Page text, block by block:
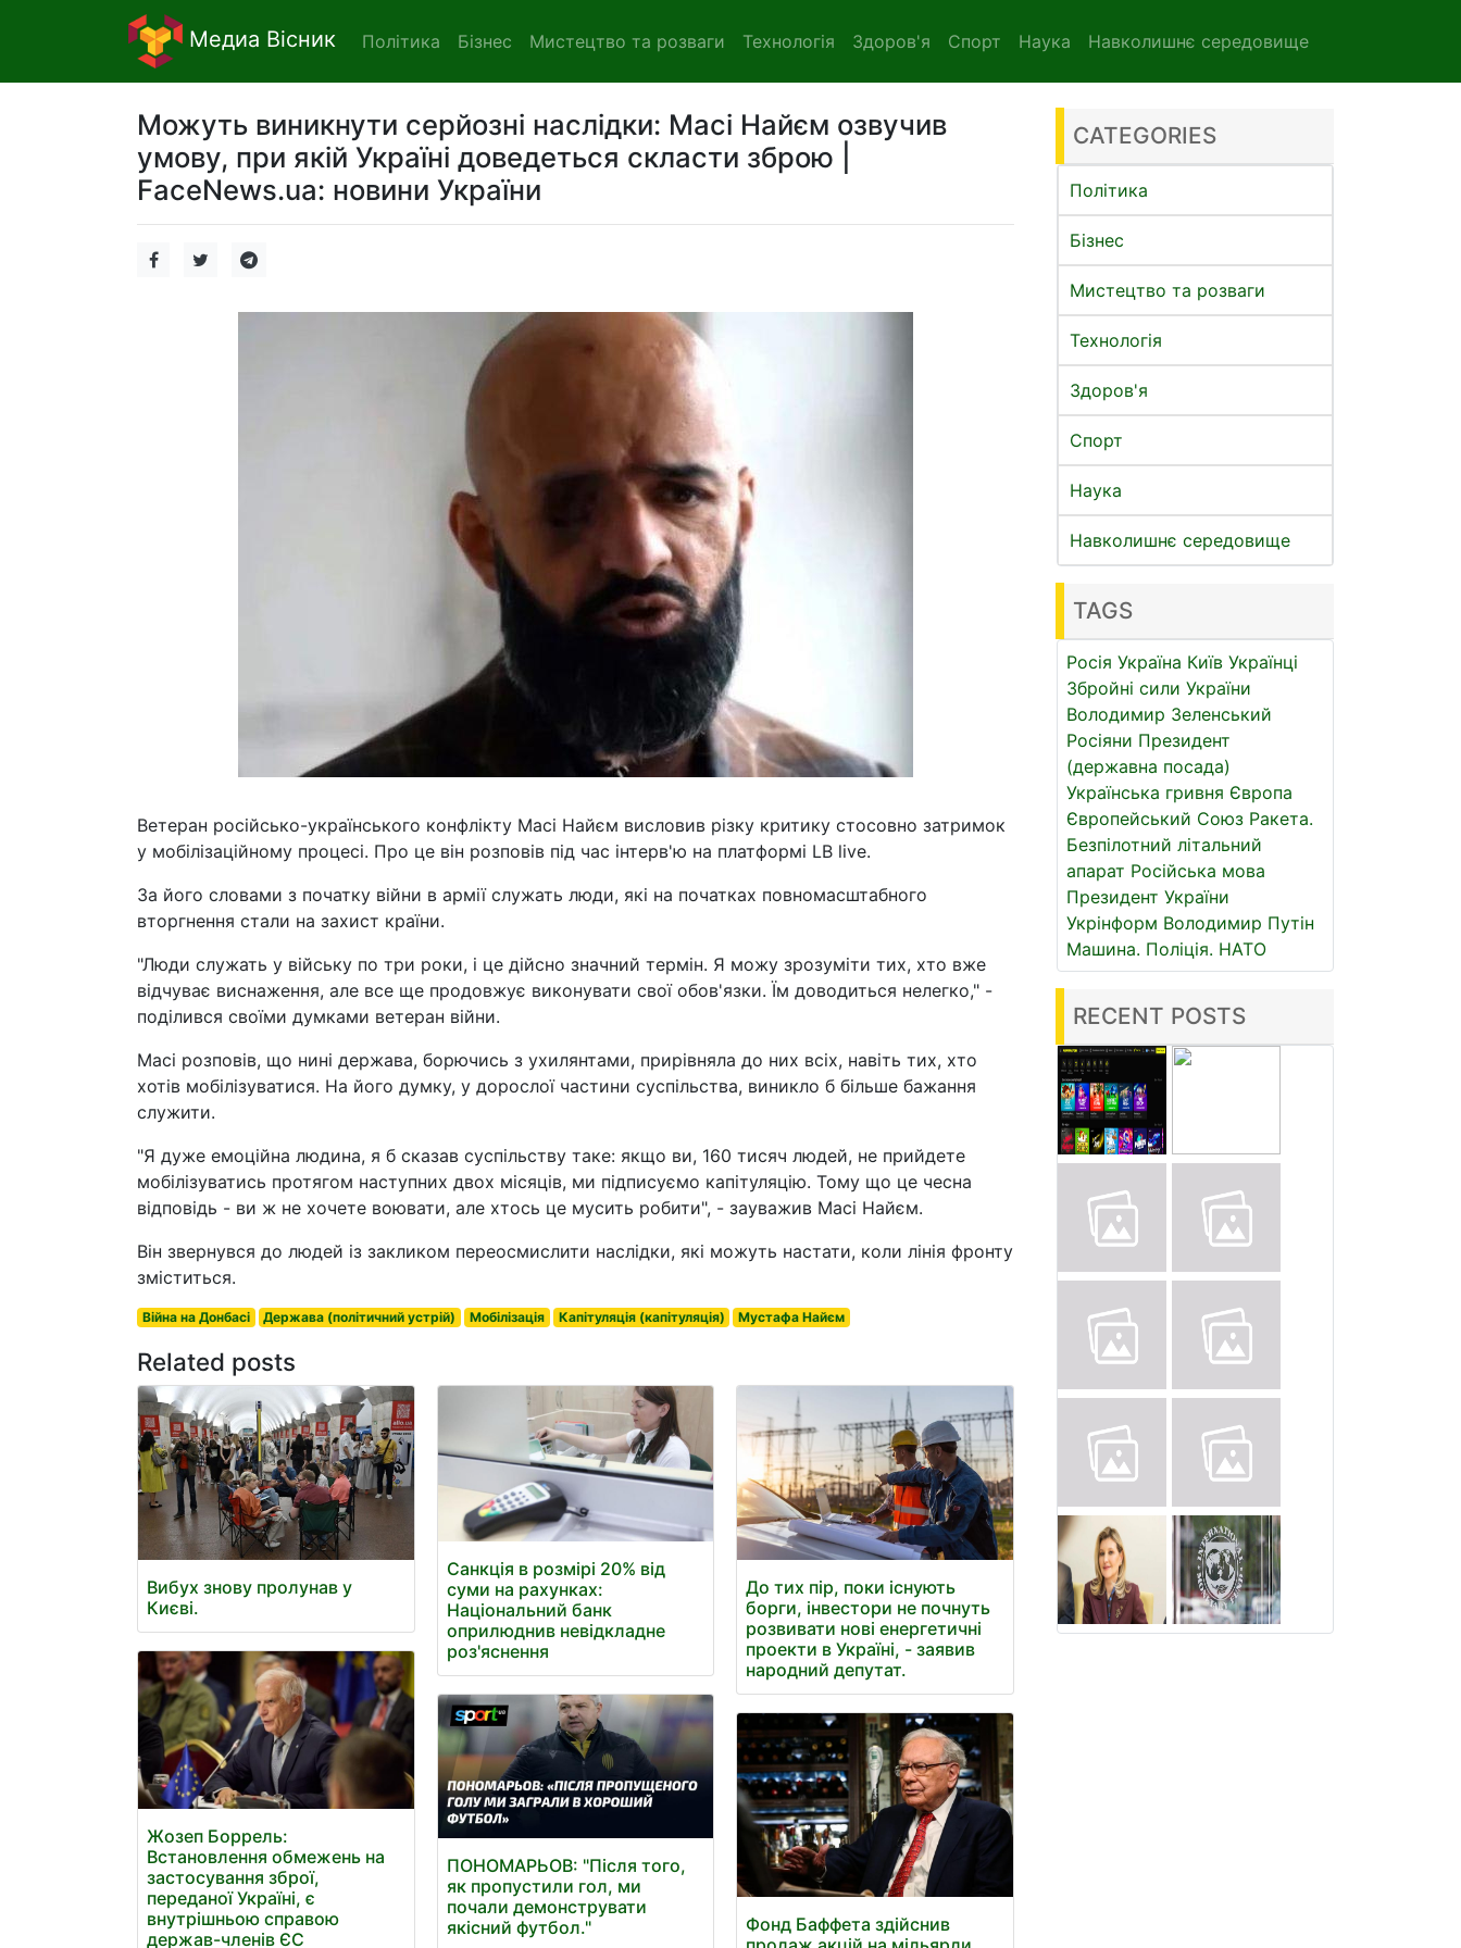
Медиа Вісник Політика Бізнес Мистецтво та розваги Технологія Здоров'я Спорт Наука Навколишнє середовище
Можуть виникнути серйозні наслідки: Масі Найєм озвучив
умову, при якій Україні доведеться скласти зброю |
FaceNews.ua: новини України
Ветеран російсько-українського конфлікту Масі Найєм висловив різку критику стосовно затримок
у мобілізаційному процесі. Про це він розповів під час інтерв'ю на платформі LB live.
За його словами з початку війни в армії служать люди, які на початках повномасштабного
вторгнення стали на захист країни.
"Люди служать у війську по три роки, і це дійсно значний термін. Я можу зрозуміти тих, хто вже
відчуває виснаження, але все ще продовжує виконувати свої обов'язки. Їм доводиться нелегко," -
поділився своїми думками ветеран війни.
Масі розповів, що нині держава, борючись з ухилянтами, прирівняла до них всіх, навіть тих, хто
хотів мобілізуватися. На його думку, у дорослої частини суспільства, виникло б більше бажання
служити.
"Я дуже емоційна людина, я б сказав суспільству таке: якщо ви, 160 тисяч людей, не прийдете
мобілізуватись протягом наступних двох місяців, ми підписуємо капітуляцію. Тому що це чесна
відповідь - ви ж не хочете воювати, але хтось це мусить робити", - зауважив Масі Найєм.
Він звернувся до людей із закликом переосмислити наслідки, які можуть настати, коли лінія фронту
зміститься.
Війна на Донбасі Держава (політичний устрій) Мобілізація Капітуляція (капітуляція) Мустафа Найєм
Related posts
Вибух знову пролунав у
Києві.
Жозеп Боррель:
Встановлення обмежень на
застосування зброї,
переданої Україні, є
внутрішньою справою
держав-членів ЄС
Санкція в розмірі 20% від
суми на рахунках:
Національний банк
оприлюднив невідкладне
роз'яснення
ПОНОМАРЬОВ: "Після того,
як пропустили гол, ми
почали демонструвати
якісний футбол."
До тих пір, поки існують
борги, інвестори не почнуть
розвивати нові енергетичні
проекти в Україні, - заявив
народний депутат.
Фонд Баффета здійснив
CATEGORIES
Політика
Бізнес
Мистецтво та розваги
Технологія
Здоров'я
Спорт
Наука
Навколишнє середовище
TAGS
Росія Україна Київ Українці
Збройні сили України
Володимир Зеленський
Росіяни Президент
(державна посада)
Українська гривня Європа
Європейський Союз Ракета.
Безпілотний літальний
апарат Російська мова
Президент України
Укрінформ Володимир Путін
Машина. Поліція. НАТО
RECENT POSTS